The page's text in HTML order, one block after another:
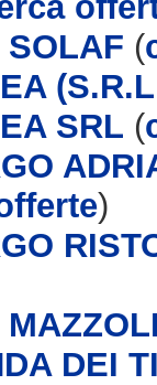
SOLAF (
SRL (
)
DEI